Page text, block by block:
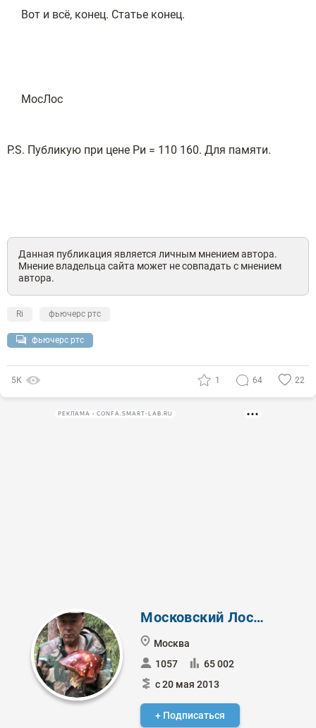
Вот и всё, конец. Статье конец.
МосЛос
P.S. Публикую при цене Ри = 110 160. Для памяти.
Данная публикация является личным мнением автора.
Мнение владельца сайта может не совпадать с мнением
автора.
Ri фьючерс ртс
фьючерс ртс
5К 1 64 22
РЕКЛАМА • CONFA.SMART-LAB.RU
Московский Лоссбой
Москва
1057
65 002
с 20 мая 2013
+ Подписаться